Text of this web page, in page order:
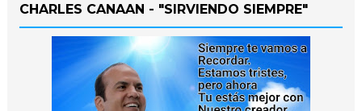
CHARLES CANAAN - "SIRVIENDO SIEMPRE"